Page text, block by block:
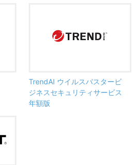
TrendAI ウイルスバスタービ
ジネスセキュリティサービス
年額版